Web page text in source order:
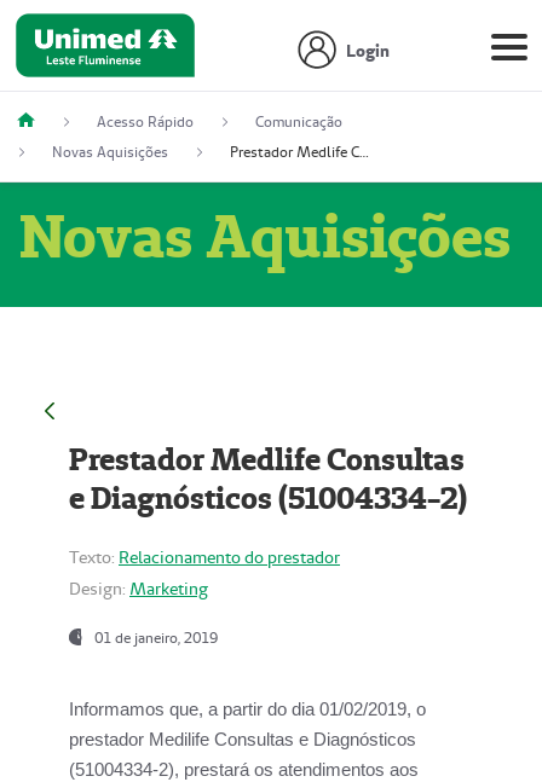
Login
Acesso Rápido
Comunicação
Novas Aquisições
Prestador Medlife Consultas e Diagnósticos (51004334-2)
Novas Aquisições
Prestador Medlife Consultas
e Diagnósticos (51004334-2)
Texto: Relacionamento do prestador
Design: Marketing
01 de janeiro, 2019
Informamos que, a partir do dia 01/02/2019, o
prestador Medilife Consultas e Diagnósticos
(51004334-2), prestará os atendimentos aos